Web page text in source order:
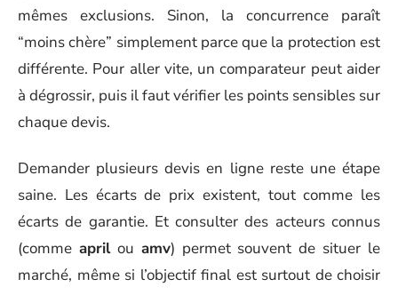
mêmes exclusions. Sinon, la concurrence paraît
“moins chère” simplement parce que la protection est
différente. Pour aller vite, un comparateur peut aider
à dégrossir, puis il faut vérifier les points sensibles sur
chaque devis.
Demander plusieurs devis en ligne reste une étape
saine. Les écarts de prix existent, tout comme les
écarts de garantie. Et consulter des acteurs connus
(comme aprilou amv) permet souvent de situer le
marché, même si l’objectif final est surtout de choisir